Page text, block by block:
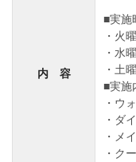
内 容
■実施
火
水
土
■実施
ウ
ダ
メ
ク